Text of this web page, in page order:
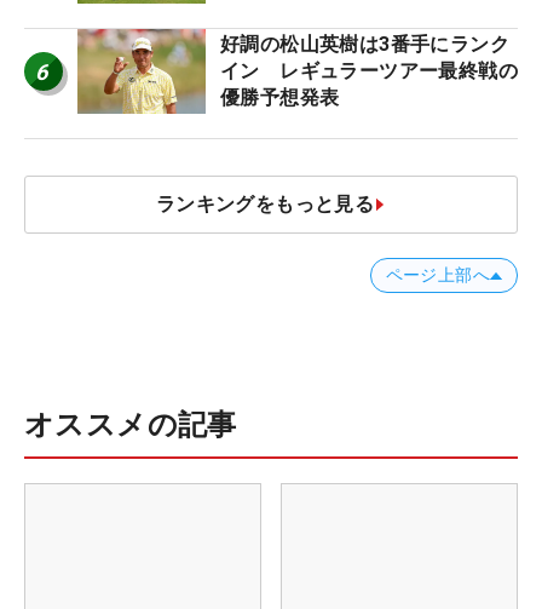
6
好調の松山英樹は3番手にランク
イン レギュラーツアー最終戦の
優勝予想発表
ランキングをもっと見る
ページ上部へ
オススメの記事